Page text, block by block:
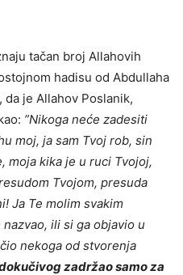
tačan broj Allahovih
hadisu od Abdullaha
je Allahov Poslanik,
”Nikoga neće zadesiti
moj, ja sam Tvoj rob, sin
moja kika je u ruci Tvojoj,
Tvojom, presuda
Ja Te molim svakim
ili si ga objavio u
nekoga od stvorenja
zadržao samo za